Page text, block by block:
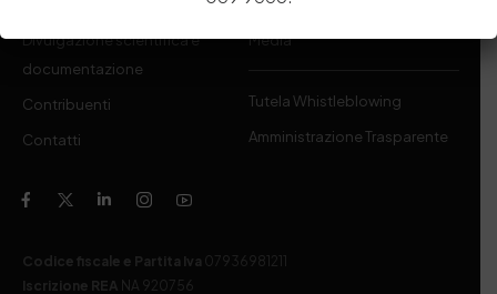
Divulgazione scientifica e
documentazione
Contribuenti
Contatti
Politecnico del Cuoio
Media
Tutela Whistleblowing
Amministrazione Trasparente
Codice fiscale e Partita Iva 07936981211
Iscrizione REA NA 920756